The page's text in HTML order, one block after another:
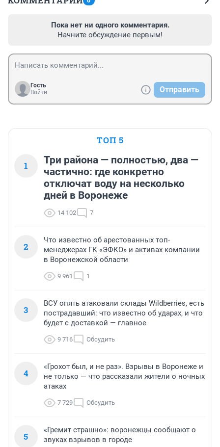
Пока нет ни одного комментария.
Начните обсуждение первым!
Гость
Войти
Отправить
ТОП 5
1
Три района — полностью, два —
частично: где конкретно
отключат воду на несколько
дней в Воронеже
14 102 7
2
Что известно об арестованных топ-
менеджерах ГК «ЭФКО» и активах компании
в Воронежской области
9 961 1
3
ВСУ опять атаковали склады Wildberries, есть
пострадавший: что известно об ударах, и что
будет с доставкой — главное
9 716 Обсудить
4
«Грохот был, и не раз». Взрывы в Воронеже и
не только — что рассказали жители о ночных
атаках
7 729 Обсудить
5
«Гремит страшно»: воронежцы сообщают о
звуках взрывов в городе